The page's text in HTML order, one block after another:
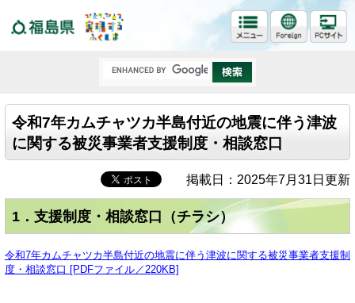
令和7年カムチャツカ半島付近の地震に伴う津波
に関する被災事業者支援制度・相談窓口
掲載日：2025年7月31日更新
1．支援制度・相談窓口（チラシ）
令和7年カムチャツカ半島付近の地震に伴う津波に関する被災事業者支援制
度・相談窓口 [PDFファイル／220KB]